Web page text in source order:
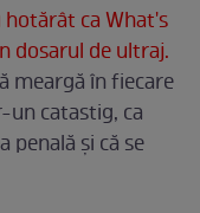
ca What's
dosarul de ultraj.
meargă în fiecare
catastig, ca
penală şi că se